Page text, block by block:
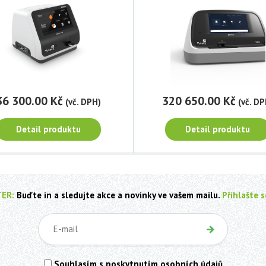
300.00 Kč (vč. DPH)
Detail produktu
320 650.00 Kč (vč.
Detail produktu
Buďte in a sledujte akce a novinky ve vašem mailu. Přihlašte
Souhlasím s poskytnutím osobních údajů